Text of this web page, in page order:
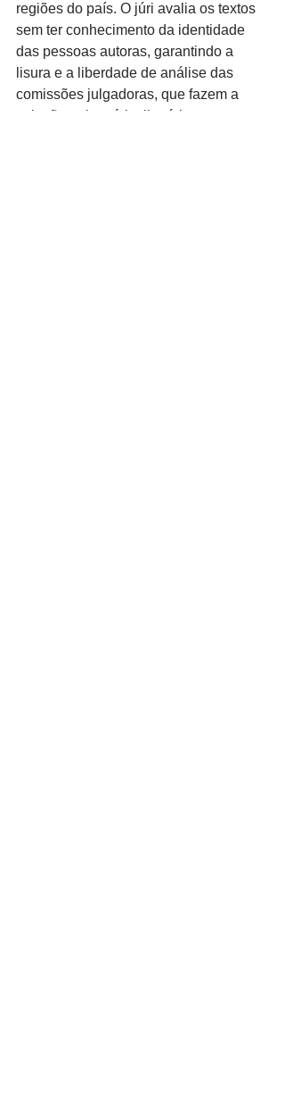
regiões do país. O júri avalia os textos
sem ter conhecimento da identidade
das pessoas autoras, garantindo a
lisura e a liberdade de análise das
comissões julgadoras, que fazem a
seleção pelo mérito literário, com